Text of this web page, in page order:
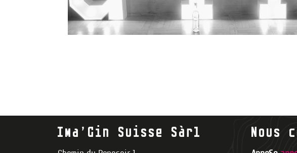
Ima’Gin Suisse Sàrl Nous